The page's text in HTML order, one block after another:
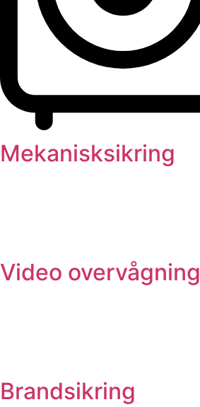
Mekanisksikring
Video overvågning
Brandsikring